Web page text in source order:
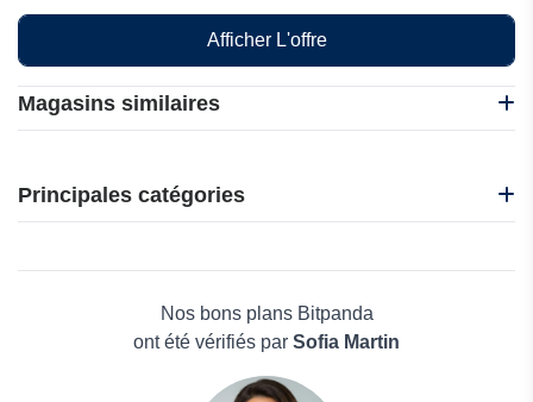
Magasins similaires
Insoil Finance
Binance
FxCash
Principales catégories
Maison & JardinNos bons plans Bitpanda
ont été vérifiés par Sofia Martin
Afficher L'offre